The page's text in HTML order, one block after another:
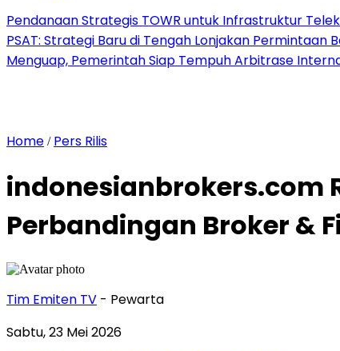
Pendanaan Strategis TOWR untuk Infrastruktur
PSAT: Strategi Baru di Tengah Lonjakan Permintaan
Menguap, Pemerintah Siap Tempuh Arbitrase
Home / Pers Rilis
indonesianbrokers.com
Perbandingan Broker &
Tim Emiten TV - Pewarta
Sabtu, 23 Mei 2026